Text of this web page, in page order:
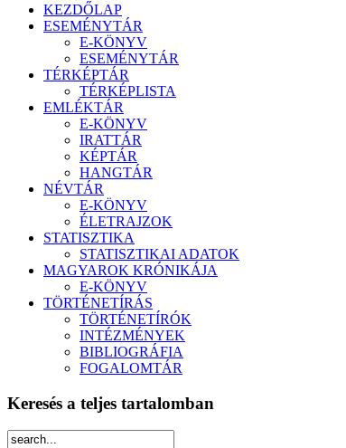
KEZDŐLAP
ESEMÉNYTÁR
E-KÖNYV
ESEMÉNYTÁR
TÉRKÉPTÁR
TÉRKÉPLISTA
EMLÉKTÁR
E-KÖNYV
IRATTÁR
KÉPTÁR
HANGTÁR
NÉVTÁR
E-KÖNYV
ÉLETRAJZOK
STATISZTIKA
STATISZTIKAI ADATOK
MAGYAROK KRÓNIKÁJA
E-KÖNYV
TÖRTÉNETÍRÁS
TÖRTÉNETÍRÓK
INTÉZMÉNYEK
BIBLIOGRÁFIA
FOGALOMTÁR
Keresés a teljes tartalomban